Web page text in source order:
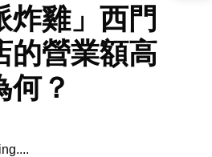
炸雞」西門
的營業額高
何？